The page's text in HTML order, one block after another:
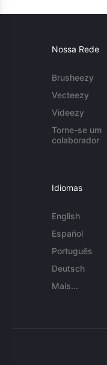
Nossa Rede
Brusheezy
Vecteezy
Videezy
Torne-se um
colaborador
Idiomas
English
Español
Português
Deutsch
Mais...